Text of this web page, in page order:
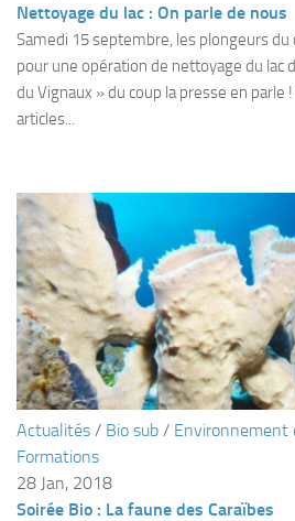
Sorties techniques
SORTIES
Sorties 2024
Sorties 2023
Sorties 2022
Sorties 2021
Sorties 2020
Sorties 2019
Sorties 2018
sorties 2017
Nettoyage du lac : On parle de nous
Samedi 15 septembre, les plongeurs
pour une opération de nettoyage du lac
du Vignaux » du coup la presse en parle
articles...
Actualités / Bio sub / Environnement
Formations
28 Jan, 2018
Soirée Bio : La faune des Caraïbes